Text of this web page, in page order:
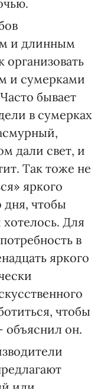
и длинным
и сумерками
бывает
в сумерках
дали свет, и
Так тоже не
яркого
дня, чтобы
Для
в
яркого
чтобы
объяснил он.